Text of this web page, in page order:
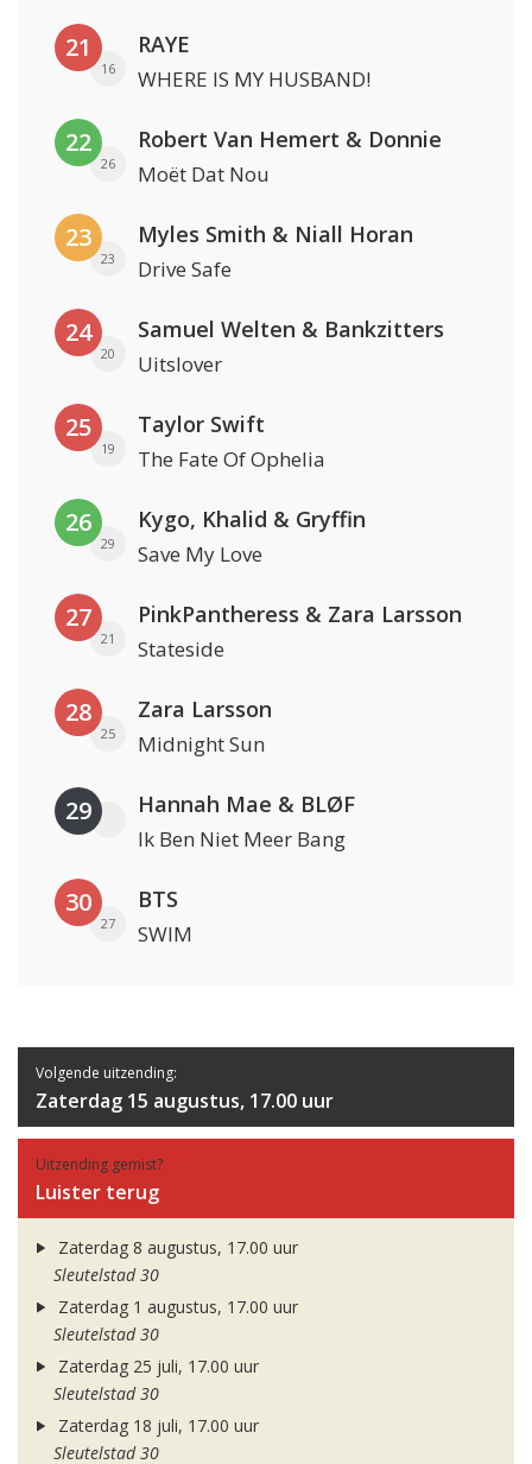
21
16
RAYE
WHERE IS MY HUSBAND!
22
26
Robert Van Hemert & Donnie
Moët Dat Nou
23
23
Myles Smith & Niall Horan
Drive Safe
24
20
Samuel Welten & Bankzitters
Uitslover
25
19
Taylor Swift
The Fate Of Ophelia
26
29
Kygo, Khalid & Gryffin
Save My Love
27
21
PinkPantheress & Zara Larsson
Stateside
28
25
Zara Larsson
Midnight Sun
29 Hannah Mae & BLØF
Ik Ben Niet Meer Bang
30
27
BTS
SWIM
Volgende uitzending:
Zaterdag 15 augustus, 17.00 uur
Uitzending gemist?
Luister terug
Zaterdag 8 augustus, 17.00 uur
Sleutelstad 30
Zaterdag 1 augustus, 17.00 uur
Sleutelstad 30
Zaterdag 25 juli, 17.00 uur
Sleutelstad 30
Zaterdag 18 juli, 17.00 uur
Sleutelstad 30